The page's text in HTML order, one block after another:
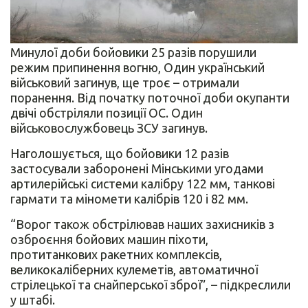
Минулої доби бойовики 25 разів порушили
режим припинення вогню, Один український
військовий загинув, ще троє – отримали
поранення. Від початку поточної доби окупанти
двічі обстріляли позиції ОС. Один
військовослужбовець ЗСУ загинув.
Наголошується, що бойовики 12 разів
застосували заборонені Мінськими угодами
артилерійські системи калібру 122 мм, танкові
гармати та міномети калібрів 120 і 82 мм.
“Ворог також обстрілював наших захисників з
озброєння бойових машин піхоти,
протитанкових ракетних комплексів,
великокаліберних кулеметів, автоматичної
стрілецької та снайперської зброї”, – підкреслили
у штабі.